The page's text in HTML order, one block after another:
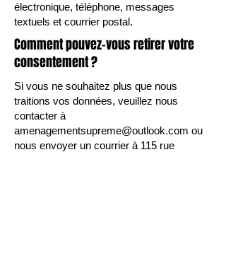
électronique, téléphone, messages
textuels et courrier postal.
Comment pouvez-vous retirer votre
consentement ?
Si vous ne souhaitez plus que nous
traitions vos données, veuillez nous
contacter à
amenagementsupreme@outlook.com ou
nous envoyer un courrier à 115 rue